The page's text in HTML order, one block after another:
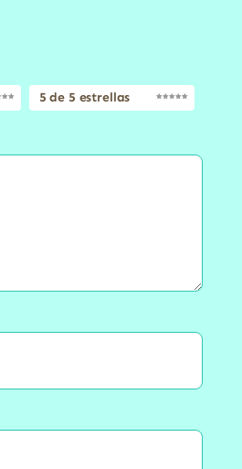
5 de 5 estrellas